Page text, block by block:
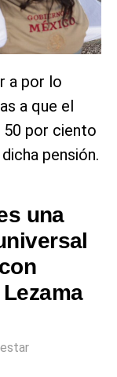
a por lo
a que el
por ciento
pensión.
una